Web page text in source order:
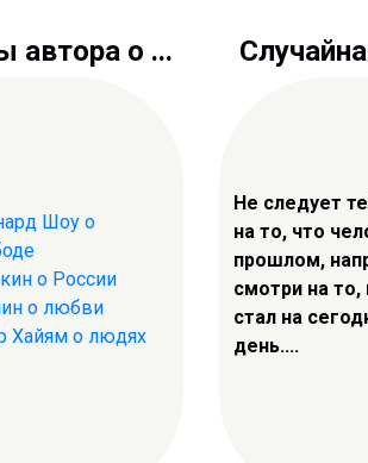
автора о ...
Шоу о
о России
о любви
Хайям о людях
Не следует
на то, что
прошлом,
смотри на то,
стал на
день....